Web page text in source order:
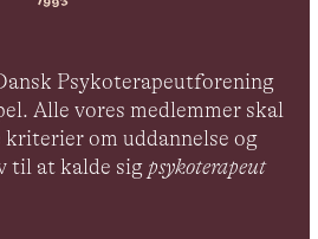
Psykoterapeutforening
Alle vores medlemmer skal
om uddannelse og
til at kalde sig psykoterapeut